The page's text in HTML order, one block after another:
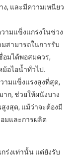
, และมีความเหนียว
ามแข็งแกร่งในช่วง
สามารถในการรับ
อมได้พอสมควร,
อไอน้ำทั่วไป.
ามแข็งแรงสูงที่สุด,
าก, ช่วยให้ผนังบาง
งสุด, แม้ว่าจะต้องมี
มและการผลิต
ร่งเท่านั้น แต่ยังรับ